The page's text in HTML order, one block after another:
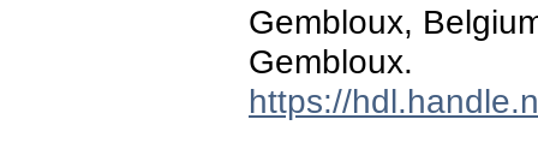
Gembloux,
Gembloux.
https://